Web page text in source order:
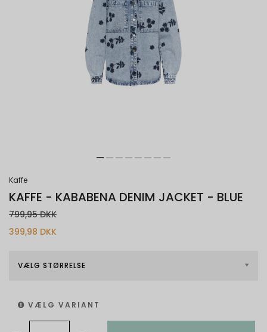
Kaffe
KAFFE - KABABENA DENIM JACKET - BLUE
799,95 DKK
399,98 DKK
VÆLG STØRRELSE
VÆLG VARIANT